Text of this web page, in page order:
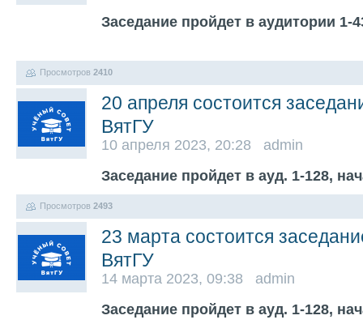
Заседание пройдет в аудитории 1-
Просмотров 2410
20 апреля состоится
ВятГУ
10 апреля 2023, 20:28 admin
Заседание пройдет в ауд. 1-128,
Просмотров 2493
23 марта состоится
ВятГУ
14 марта 2023, 09:38 admin
Заседание пройдет в ауд. 1-128,